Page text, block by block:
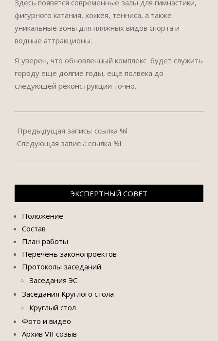
Здесь появятся современные залы для гимнастики,
фигурного катания, хоккея, тенниса, а также
уникальные зоны для пляжных видов спорта и
водные аттракционы.
Я уверен, что обновленный комплекс будет служить
городу еще долгие годы, еще полвека до
следующей реконструкции точно.
09-
23
Предыдущая запись: ссылка %l
Следующая запись: ссылка %l
ЭКСПЕРТНЫЙ СОВЕТ
Положение
Состав
План работы
Перечень законопроектов
Протоколы заседаний
Заседания ЭС
Заседания Круглого стола
Круглый стол
Фото и видео
Архив VII созыв